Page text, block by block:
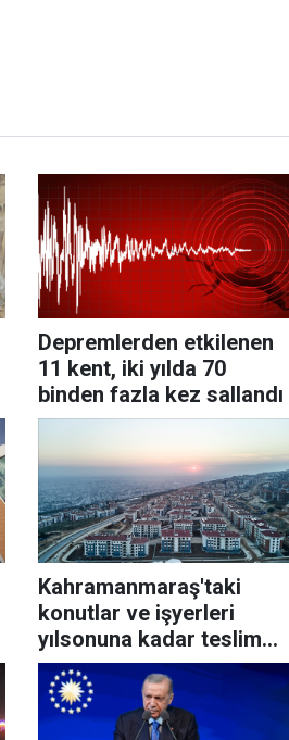
Depremlerden etkilenen
11 kent, iki yılda 70
binden fazla kez sallandı
Kahramanmaraş'taki
konutlar ve işyerleri
yılsonuna kadar teslim
edilecek